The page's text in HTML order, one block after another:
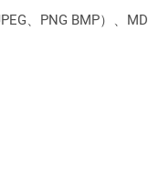
、PNG BMP）、MD